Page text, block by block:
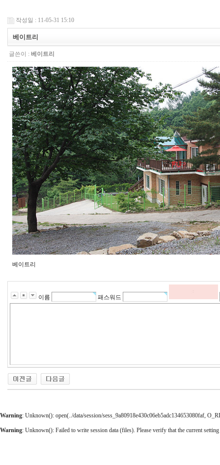
작성일 : 11-05-31 15:10
베이트리
글쓴이 : 베이트리
베이트리
이름 패스워드
Warning: Unknown(): open(../data/session/sess_9a80918e430c06eb5adc134653080faf,
Warning: Unknown(): Failed to write session data (files). Please verify that the current